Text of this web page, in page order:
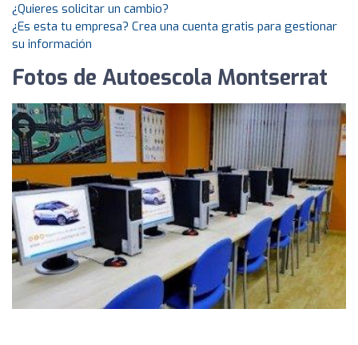
¿Quieres solicitar un cambio?
¿Es esta tu empresa? Crea una cuenta gratis para gestionar
su información
Fotos de Autoescola Montserrat